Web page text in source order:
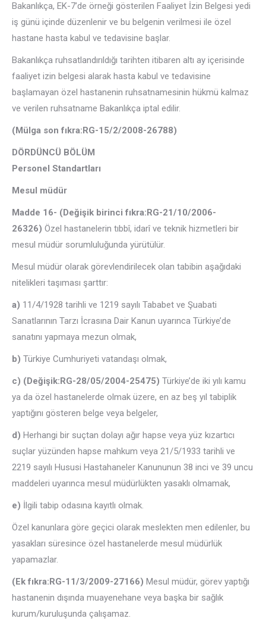
Bakanlıkça, EK-7’de örneği gösterilen Faaliyet İzin Belgesi yedi
iş günü içinde düzenlenir ve bu belgenin verilmesi ile özel
hastane hasta kabul ve tedavisine başlar.
Bakanlıkça ruhsatlandırıldığı tarihten itibaren altı ay içerisinde
faaliyet izin belgesi alarak hasta kabul ve tedavisine
başlamayan özel hastanenin ruhsatnamesinin hükmü kalmaz
ve verilen ruhsatname Bakanlıkça iptal edilir.
(Mülga son fıkra:RG-15/2/2008-26788)
DÖRDÜNCÜ BÖLÜM
Personel Standartları
Mesul müdür
Madde 16- (Değişik birinci fıkra:RG-21/10/2006-
26326) Özel hastanelerin tıbbî, idarî ve teknik hizmetleri bir
mesul müdür sorumluluğunda yürütülür.
Mesul müdür olarak görevlendirilecek olan tabibin aşağıdaki
nitelikleri taşıması şarttır:
a) 11/4/1928 tarihli ve 1219 sayılı Tababet ve Şuabati
Sanatlarının Tarzı İcrasına Dair Kanun uyarınca Türkiye’de
sanatını yapmaya mezun olmak,
b) Türkiye Cumhuriyeti vatandaşı olmak,
c) (Değişik:RG-28/05/2004-25475) Türkiye’de iki yılı kamu
ya da özel hastanelerde olmak üzere, en az beş yıl tabiplik
yaptığını gösteren belge veya belgeler,
d) Herhangi bir suçtan dolayı ağır hapse veya yüz kızartıcı
suçlar yüzünden hapse mahkum veya 21/5/1933 tarihli ve
2219 sayılı Hususi Hastahaneler Kanununun 38 inci ve 39 uncu
maddeleri uyarınca mesul müdürlükten yasaklı olmamak,
e) İlgili tabip odasına kayıtlı olmak.
Özel kanunlara göre geçici olarak meslekten men edilenler, bu
yasakları süresince özel hastanelerde mesul müdürlük
yapamazlar.
(Ek fıkra:RG-11/3/2009-27166) Mesul müdür, görev yaptığı
hastanenin dışında muayenehane veya başka bir sağlık
kurum/kuruluşunda çalışamaz.